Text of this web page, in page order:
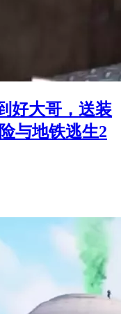
好大哥，送装
与地铁逃生2